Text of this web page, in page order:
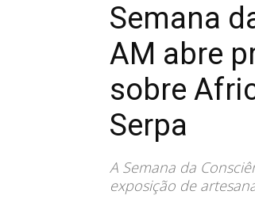
Semana
AM abre
sobre
Serpa
A Semana da
exposição de